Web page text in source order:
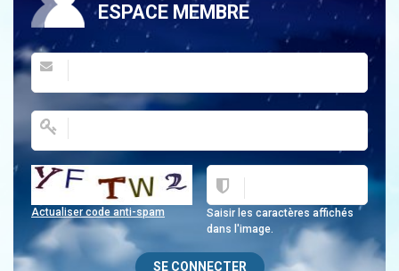
ESPACE MEMBRE
Saisir les caractères affichés
dans l'image.
Actualiser code anti-spam